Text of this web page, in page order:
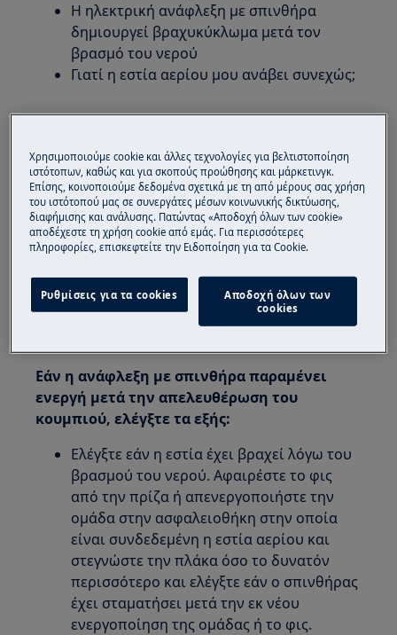
Η ηλεκτρική ανάφλεξη με σπινθήρα
δημιουργεί βραχυκύκλωμα μετά τον
βρασμό του νερού
Γιατί η εστία αερίου μου ανάβει συνεχώς;
Ισχύει για
Εστίες υγραερίου
Κουζίνες υγραερίου
Λύση
Όταν πατηθεί οποιοδήποτε κουμπί στην εστία
αερίου, όλοι οι καυστήρες θα ανάψουν. Όταν
αφήσετε το κουμπί όταν ανάψει ο καυστήρας,
ο σπινθήρας θα σταματήσει. Αυτή είναι η
Εάν η ανάφλεξη με σπινθήρα παραμένει
ενεργή μετά την απελευθέρωση του
κουμπιού, ελέγξτε τα εξής:
Ελέγξτε εάν η εστία έχει βραχεί λόγω του
βρασμού του νερού. Αφαιρέστε το φις
από την πρίζα ή απενεργοποιήστε την
ομάδα στην ασφαλειοθήκη στην οποία
είναι συνδεδεμένη η εστία αερίου και
στεγνώστε την πλάκα όσο το δυνατόν
περισσότερο και ελέγξτε εάν ο σπινθήρας
έχει σταματήσει μετά την εκ νέου
ενεργοποίηση της ομάδας ή το φις.
Χρησιμοποιούμε cookie και άλλες τεχνολογίες για βελτιστοποίηση
ιστότοπων, καθώς και για σκοπούς προώθησης και μάρκετινγκ.
Επίσης, κοινοποιούμε δεδομένα σχετικά με τη από μέρους σας χρήση
του ιστότοπού μας σε συνεργάτες μέσων κοινωνικής δικτύωσης,
διαφήμισης και ανάλυσης. Πατώντας «Αποδοχή όλων των cookie»
αποδέχεστε τη χρήση cookie από εμάς. Για περισσότερες
πληροφορίες, επισκεφτείτε την Ειδοποίηση για τα Cookie.
Ρυθμίσεις για τα cookies
Αποδοχή όλων των
cookies